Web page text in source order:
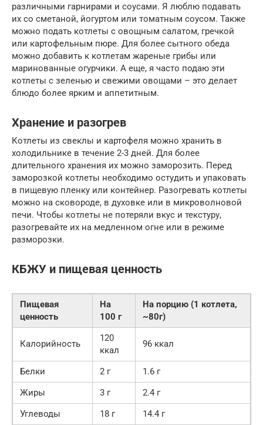
различными гарнирами и соусами. Я люблю подавать
их со сметаной, йогуртом или томатным соусом. Также
можно подать котлеты с овощным салатом, гречкой
или картофельным пюре. Для более сытного обеда
можно добавить к котлетам жареные грибы или
маринованные огурчики. А еще, я часто подаю эти
котлеты с зеленью и свежими овощами – это делает
блюдо более ярким и аппетитным.
Хранение и разогрев
Котлеты из свеклы и картофеля можно хранить в
холодильнике в течение 2-3 дней. Для более
длительного хранения их можно заморозить. Перед
заморозкой котлеты необходимо остудить и упаковать
в пищевую пленку или контейнер. Разогревать котлеты
можно на сковороде, в духовке или в микроволновой
печи. Чтобы котлеты не потеряли вкус и текстуру,
разогревайте их на медленном огне или в режиме
разморозки.
КБЖУ и пищевая ценность
Пищевая
ценность
На
100 г
На порцию (1 котлета,
~80г)
Калорийность
120
ккал
96 ккал
Белки 2 г
1.6 г
Жиры
3 г
2.4 г
Углеводы
18 г 14.4 г